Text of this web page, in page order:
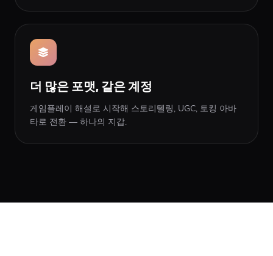
더 많은 포맷, 같은 계정
게임플레이 해설로 시작해 스토리텔링, UGC, 토킹 아바
타로 전환 — 하나의 지갑.